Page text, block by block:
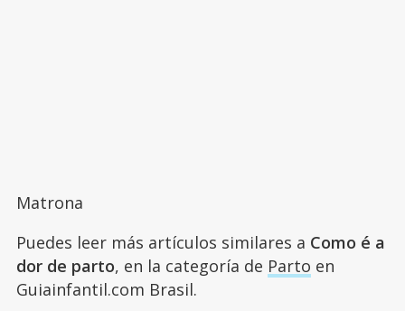
Matrona
Puedes leer más artículos similares a Como é a
dor de parto, en la categoría de Parto en
Guiainfantil.com Brasil.